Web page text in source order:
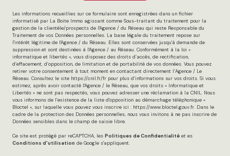
l'intérêt légitime de l'Agence / du Réseau. Elles sont conservées jusqu'à demande de
suppression et sont destinées à l'Agence / au Réseau. Conformément à la loi «
informatique et libertés », vous disposez des droits d’accès, de rectification,
d’effacement, d’opposition, de limitation et de portabilité de vos données. Vous pouvez
retirer votre consentement à tout moment en contactant directement l’Agence / Le
Réseau. Consultez le site https://cnil.fr/fr
pour plus d’informations sur vos droits. Si vous
estimez, après avoir contacté l'Agence / le Réseau, que vos droits « Informatique et
Libertés » ne sont pas respectés, vous pouvez adresser une réclamation à la CNIL. Nous
vous informons de l’existence de la liste d'opposition au démarchage téléphonique «
Bloctel », sur laquelle vous pouvez vous inscrire ici : https://www.bloctel.gouv.fr
. Dans le
cadre de la protection des Données personnelles, nous vous invitons à ne pas inscrire de
Données sensibles dans le champ de saisie libre.
Ce site est protégé par reCAPTCHA, lesPolitiques de Confidentialité
et es
Conditions d'utilisation de Google s'appliquent.